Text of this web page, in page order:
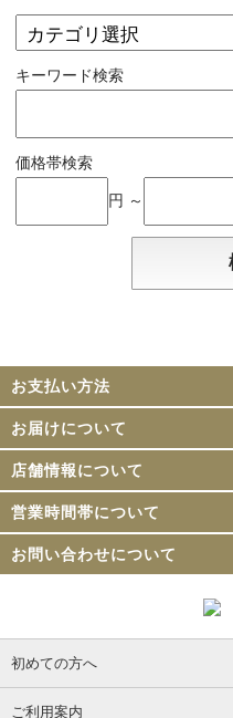
キーワード検索
価格帯検索
円 ～
お支払い方法
お届けについて
店舗情報について
営業時間帯について
お問い合わせについて
初めての方へ
ご利用案内